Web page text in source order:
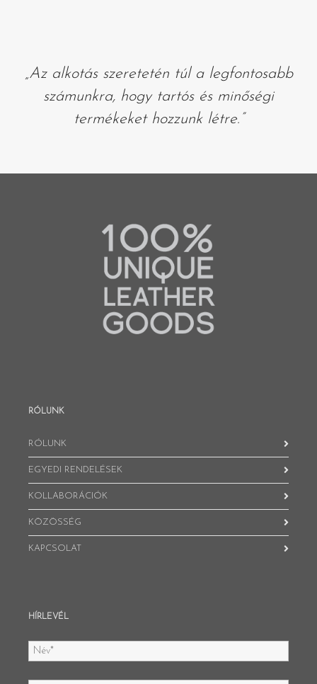
„Az alkotás szeretetén túl a legfontosabb
számunkra, hogy tartós és minőségi
termékeket hozzunk létre.”
RÓLUNK
RÓLUNK
EGYEDI RENDELÉSEK
KOLLABORÁCIÓK
KÖZÖSSÉG
KAPCSOLAT
HÍRLEVÉL